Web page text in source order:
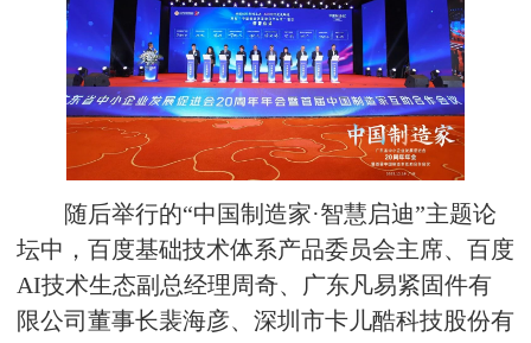
随后举行的“中国制造家·智慧启迪”主题论
坛中，百度基础技术体系产品委员会主席、百度
AI技术生态副总经理周奇、广东凡易紧固件有
限公司董事长裴海彦、深圳市卡儿酷科技股份有